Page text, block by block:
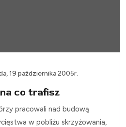
19 października 2005r.
co trafisz
pracowali nad budową
w pobliżu skrzyżowania,